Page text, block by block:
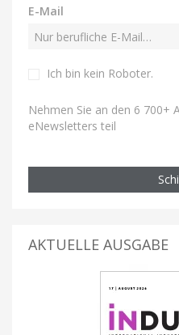
E-Mail
Ich bin kein Roboter.
Nehmen Sie an den 6 700+
eNewsletters teil
AKTUELLE AUSGABE